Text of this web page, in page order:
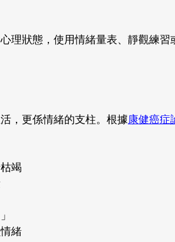
理狀態，使用情緒量表、靜觀練習
，更係情緒的支柱。根據康健癌症
竭
緒